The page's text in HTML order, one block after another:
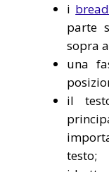
i
parte
sopra
una
il
testo;